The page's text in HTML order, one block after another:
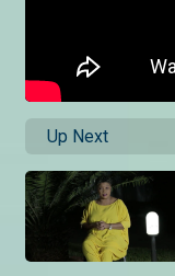
Up Next